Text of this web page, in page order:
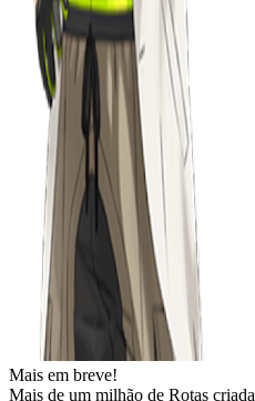
Mais em breve!
Mais de um milhão de Rotas